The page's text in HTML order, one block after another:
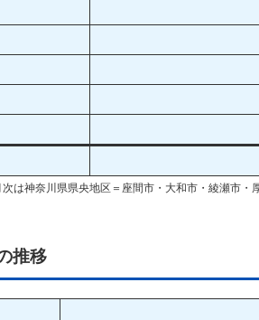
は神奈川県県央地区＝座間市・大和市・綾瀬市・
推移